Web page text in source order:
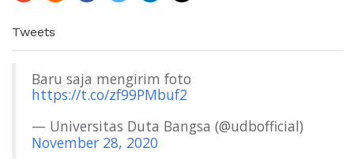
Tweets
Baru saja mengirim foto
https://t.co/zf99PMbuf2
— Universitas Duta Bangsa (@udbofficial)
November 28, 2020